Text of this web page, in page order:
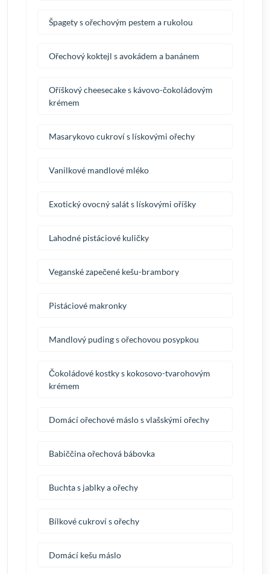
Špagety s ořechovým pestem a rukolou
Ořechový koktejl s avokádem a banánem
Oříškový cheesecake s kávovo-čokoládovým
krémem
Masarykovo cukroví s lískovými ořechy
Vanilkové mandlové mléko
Exotický ovocný salát s lískovými oříšky
Lahodné pistáciové kuličky
Veganské zapečené kešu-brambory
Pistáciové makronky
Mandlový puding s ořechovou posypkou
Čokoládové kostky s kokosovo-tvarohovým
krémem
Domácí ořechové máslo s vlašskými ořechy
Babiččina ořechová bábovka
Buchta s jablky a ořechy
Bílkové cukroví s ořechy
Domácí kešu máslo